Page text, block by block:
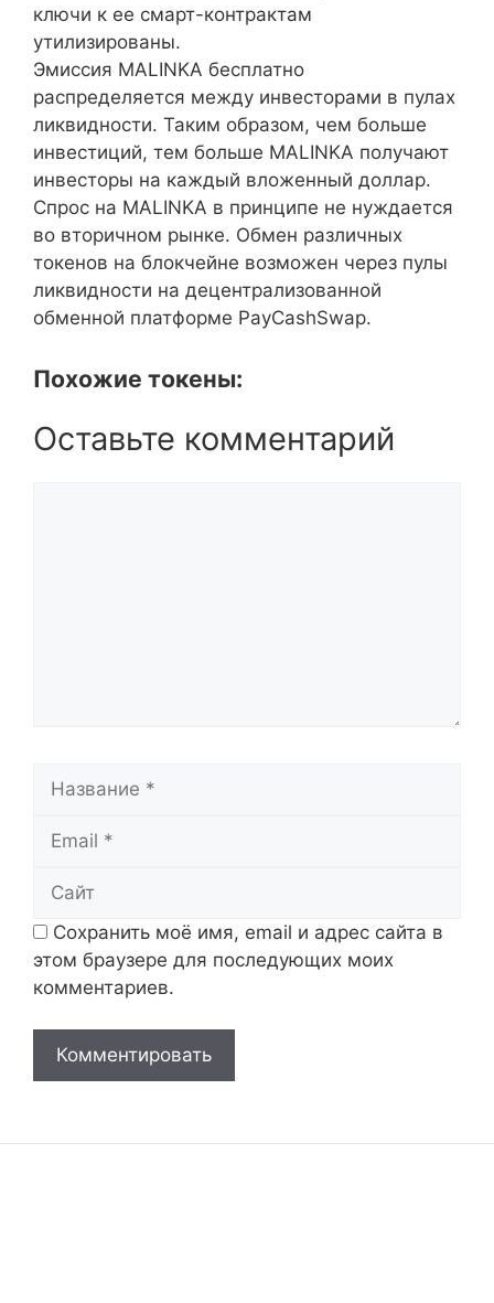
ключи к ее смарт-контрактам
утилизированы.
Эмиссия MALINKA бесплатно
распределяется между инвесторами в пулах
ликвидности. Таким образом, чем больше
инвестиций, тем больше MALINKA получают
инвесторы на каждый вложенный доллар.
Спрос на MALINKA в принципе не нуждается
во вторичном рынке. Обмен различных
токенов на блокчейне возможен через пулы
ликвидности на децентрализованной
обменной платформе PayCashSwap.
Похожие токены:
Оставьте комментарий
Сохранить моё имя, email и адрес сайта в
этом браузере для последующих моих
комментариев.